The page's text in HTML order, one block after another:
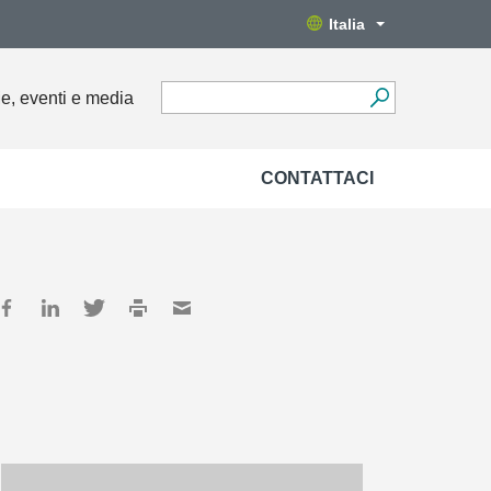
Italia
eventi e media
CONTATTACI